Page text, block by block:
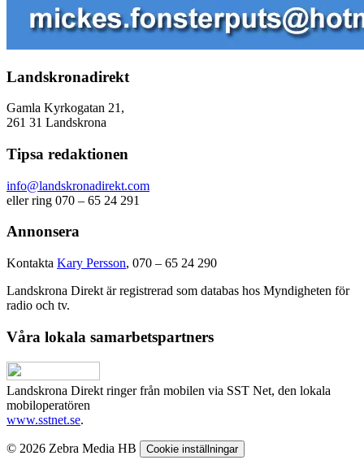
Landskronadirekt
Gamla Kyrkogatan 21,
261 31 Landskrona
Tipsa redaktionen
info@landskronadirekt.com
eller ring 070 – 65 24 291
Annonsera
Kontakta Kary Persson, 070 – 65 24 290
Landskrona Direkt är registrerad som databas hos Myndigheten för
radio och tv.
Våra lokala samarbetspartners
Landskrona Direkt ringer från mobilen via SST Net, den lokala
mobiloperatören
www.sstnet.se.
© 2026 Zebra Media HB Cookie inställningar